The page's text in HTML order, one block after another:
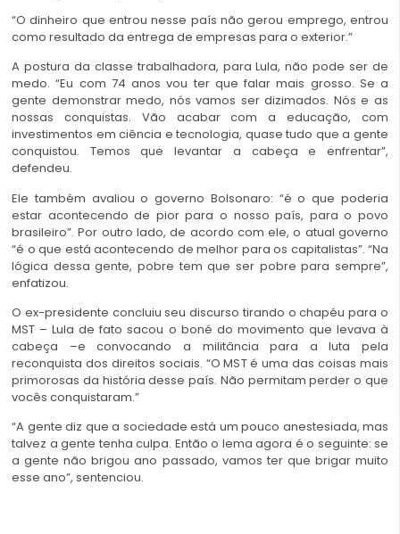
“O dinheiro que entrou nesse país não gerou emprego, entrou
como resultado da entrega de empresas para o exterior.”
A postura da classe trabalhadora, para Lula, não pode ser de
medo. “Eu com 74 anos vou ter que falar mais grosso. Se a
gente demonstrar medo, nós vamos ser dizimados. Nós e as
nossas conquistas. Vão acabar com a educação, com
investimentos em ciência e tecnologia, quase tudo que a gente
conquistou. Temos que levantar a cabeça e enfrentar”,
defendeu.
Ele também avaliou o governo Bolsonaro: “é o que poderia
estar acontecendo de pior para o nosso país, para o povo
brasileiro”. Por outro lado, de acordo com ele, o atual governo
“é o que está acontecendo de melhor para os capitalistas”. “Na
lógica dessa gente, pobre tem que ser pobre para sempre”,
enfatizou.
O ex-presidente concluiu seu discurso tirando o chapéu para o
MST – Lula de fato sacou o boné do movimento que levava à
cabeça –e convocando a militância para a luta pela
reconquista dos direitos sociais. “O MST é uma das coisas mais
primorosas da história desse país. Não permitam perder o que
vocês conquistaram.”
“A gente diz que a sociedade está um pouco anestesiada, mas
talvez a gente tenha culpa. Então o lema agora é o seguinte: se
a gente não brigou ano passado, vamos ter que brigar muito
esse ano”, sentenciou.